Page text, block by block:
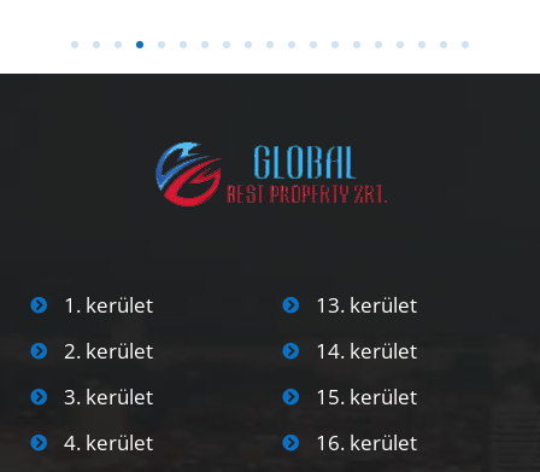
1. kerület
2. kerület
3. kerület
4. kerület
13. kerület
14. kerület
15. kerület
16. kerület